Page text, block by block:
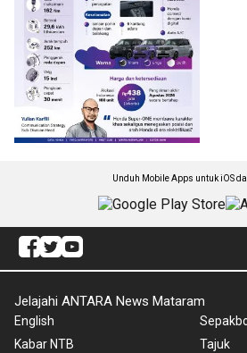
Unduh Mobile Apps untuk iOS
Jelajahi ANTARA News Mataram
English
Kabar NTB
Tajuk